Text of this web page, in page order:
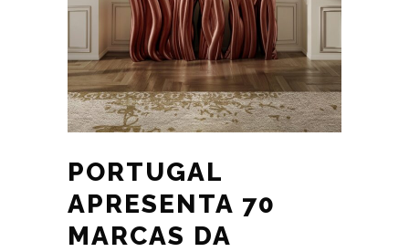
PORTUGAL
APRESENTA 70
MARCAS DA